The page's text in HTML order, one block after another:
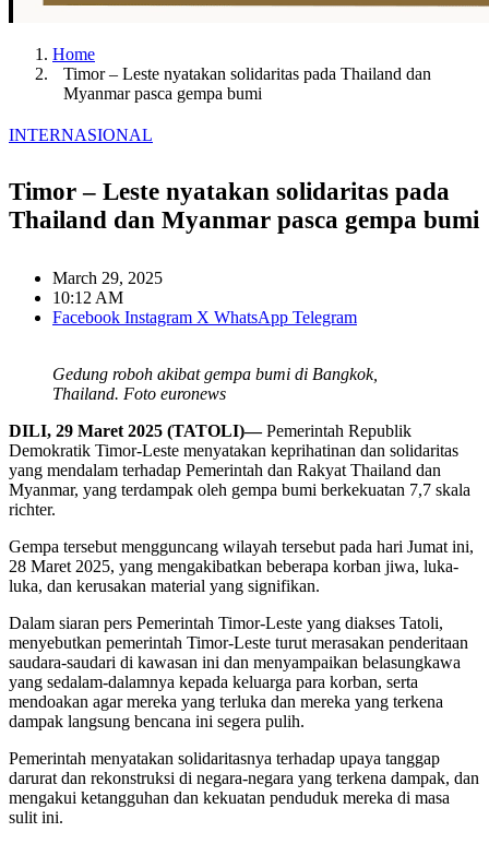
Home
Timor – Leste nyatakan solidaritas pada Thailand dan
Myanmar pasca gempa bumi
INTERNASIONAL
Timor – Leste nyatakan solidaritas pada
Thailand dan Myanmar pasca gempa bumi
March 29, 2025
10:12 AM
Facebook Instagram X WhatsApp Telegram
Gedung roboh akibat gempa bumi di Bangkok,
Thailand. Foto euronews
DILI, 29 Maret 2025 (TATOLI)—Pemerintah Republik
Demokratik Timor-Leste menyatakan keprihatinan dan solidaritas
yang mendalam terhadap Pemerintah dan Rakyat Thailand dan
Myanmar, yang terdampak oleh gempa bumi berkekuatan 7,7 skala
richter.
Gempa tersebut mengguncang wilayah tersebut pada hari Jumat ini,
28 Maret 2025, yang mengakibatkan beberapa korban jiwa, luka-
luka, dan kerusakan material yang signifikan.
Dalam siaran pers Pemerintah Timor-Leste yang diakses Tatoli,
menyebutkan pemerintah Timor-Leste turut merasakan penderitaan
saudara-saudari di kawasan ini dan menyampaikan belasungkawa
yang sedalam-dalamnya kepada keluarga para korban, serta
mendoakan agar mereka yang terluka dan mereka yang terkena
dampak langsung bencana ini segera pulih.
Pemerintah menyatakan solidaritasnya terhadap upaya tanggap
darurat dan rekonstruksi di negara-negara yang terkena dampak, dan
mengakui ketangguhan dan kekuatan penduduk mereka di masa
sulit ini.